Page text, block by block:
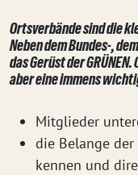
Ortsverbände sind die
Neben dem Bundes-,
das Gerüst der
aber eine immens
Mitglieder
die Belange
kennen und